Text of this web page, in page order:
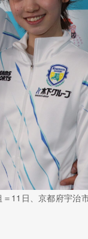
11日、京都府宇治